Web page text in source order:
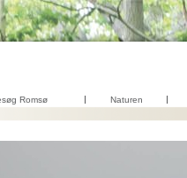
Romsø Naturen